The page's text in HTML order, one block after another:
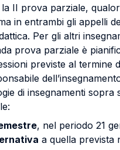
II prova parziale,
in entrambi gli appelli
Per gli altri
prova parziale è
previste al termine
di insegnamenti sopra
, nel periodo 21
a quella prevista